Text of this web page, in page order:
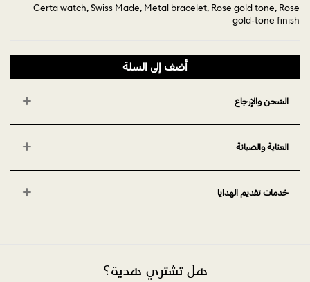
Certa watch, Swiss Made, Metal bracelet, Rose gold tone, Rose
gold-tone finish
أضف إلى السلة
الشحن والإرجاع
العناية والصيانة
خدمات تقديم الهدايا
هل تشتري هدية؟